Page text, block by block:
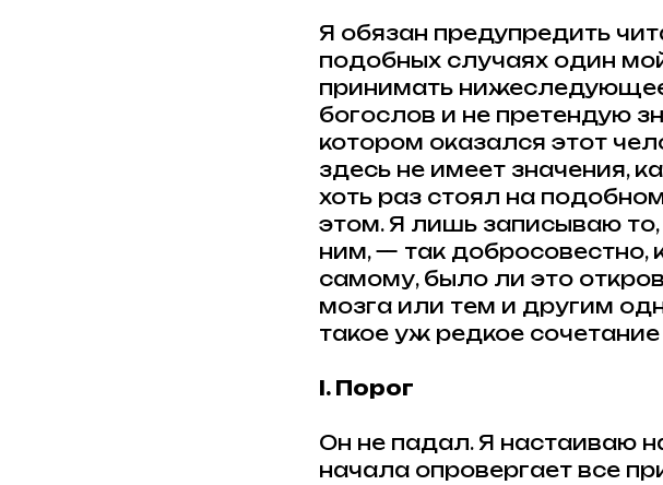
Я обязан предупредить
подобных случаях один
принимать нижеследующее
богослов и не претендую
котором оказался этот
здесь не имеет значения,
хоть раз стоял на
этом. Я лишь записываю
ним, — так добросовестно,
самому, было ли это
мозга или тем и другим
такое уж редкое
I. Порог
Он не падал. Я настаиваю
начала опровергает все